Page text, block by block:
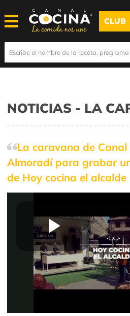
CLUB
NOTICIAS - LA
La caravana de
Almoradí para grabar
de Hoy cocina el alcalde
Play